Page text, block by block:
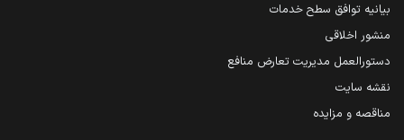
بیانیه توافق سطح خدمات
منشور اخلاقی
دستورالعمل مدیریت تعارض منافع
نقشه سایت
مناقصه و مزایده